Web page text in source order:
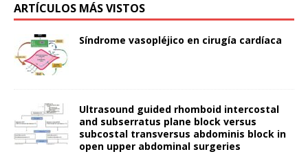
ARTÍCULOS MÁS VISTOS
Síndrome vasopléjico en cirugía cardíaca
Ultrasound guided rhomboid intercostal
and subserratus plane block versus
subcostal transversus abdominis block in
open upper abdominal surgeries